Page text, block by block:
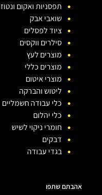
תפסניות ואקום
שואבי אבק
ציוד לפסלים
סילרים ווקסים
מוצרים לעץ
מוצרים כללי
מוצרי איטום
ליטוש והברקה
כלי עבודה חשמליים
כלי יהלום
חומרי ניקוי לשיש
דבקים
בגדי עבודה
אהבתם שתפו